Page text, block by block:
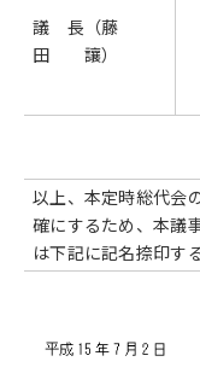
議 長（藤
田 讓）
以上、本定時総代会
確にするため、本議
は下記に記名捺印する